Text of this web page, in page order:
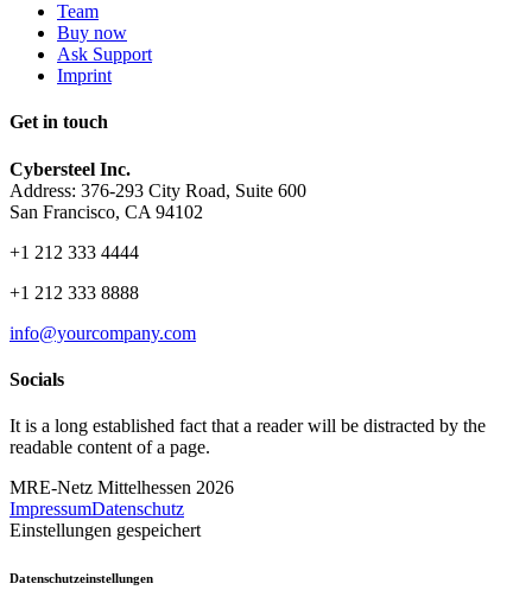
Team
Buy now
Ask Support
Imprint
Get in touch
Cybersteel Inc.
Address: 376-293 City Road, Suite 600
San Francisco, CA 94102
+1 212 333 4444
+1 212 333 8888
info@yourcompany.com
Socials
It is a long established fact that a reader will be distracted by the
readable content of a page.
MRE-Netz Mittelhessen 2026
ImpressumDatenschutz
Einstellungen gespeichert
Datenschutzeinstellungen